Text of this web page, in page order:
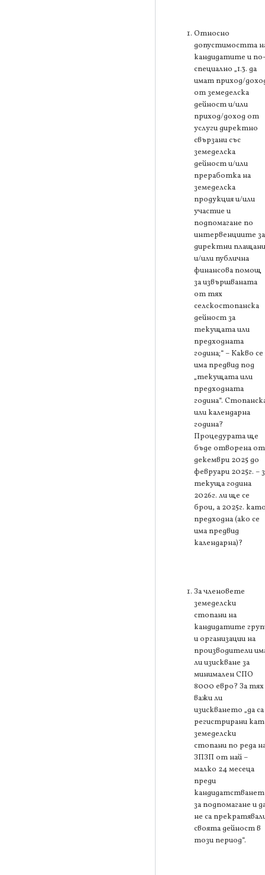
Относно
допустимостта
кандидатите и по-
специално „1.3. да
имат приход/
от земеделска
дейност и/или
приход/доход от
услуги директно
свързани със
земеделска
дейност и/или
преработка на
земеделска
продукция и/или
участие и
подпомагане по
интервенциите за
директни
и/или публична
финансова помощ
за извършваната
от тях
селскостопанска
дейност за
текущата или
предходната
година;“ – Какво се
има предвид под
„текущата или
предходната
година“.
или календарна
година?
Процедурата ще
бъде отворена от
декември 2025 до
февруари 2025г. –
текуща година
2026г. ли ще се
брои, а 2025г.
предходна (ако се
има предвид
календарна)?
За членовете
земеделски
стопани на
кандидатите
и организации на
производители
ли изискване за
минимален СПО
8000 евро? За тях
важи ли
изискването „да са
регистрирани
земеделски
стопани по реда
ЗПЗП от най –
малко 24 месеца
преди
за подпомагане и
не са
своята дейност в
този период“.